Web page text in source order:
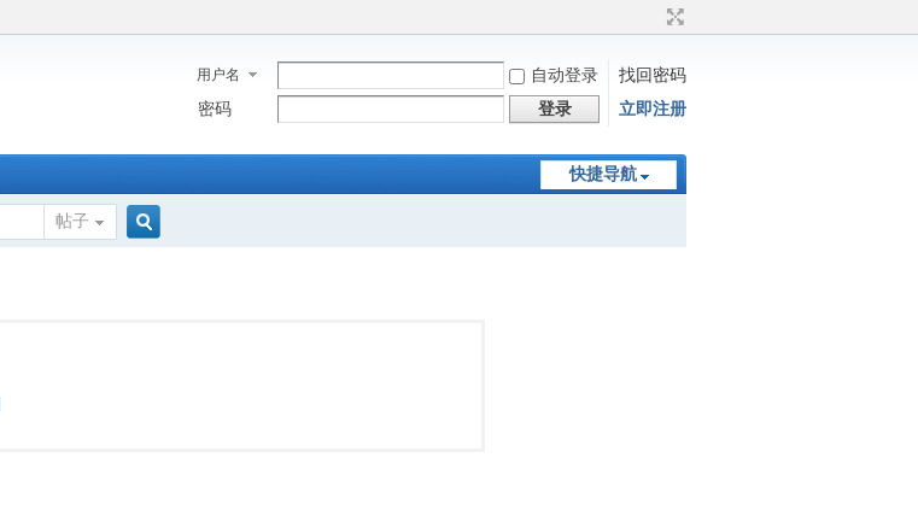
用户名 自动登录
找回密码
密码
登录 立即注册
快捷导航
帖子